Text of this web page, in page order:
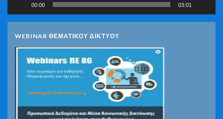
00:00 03:01
WEBINAR ΘΕΜΑΤΙΚΟΥ ΔΙΚΤΥΟΥ